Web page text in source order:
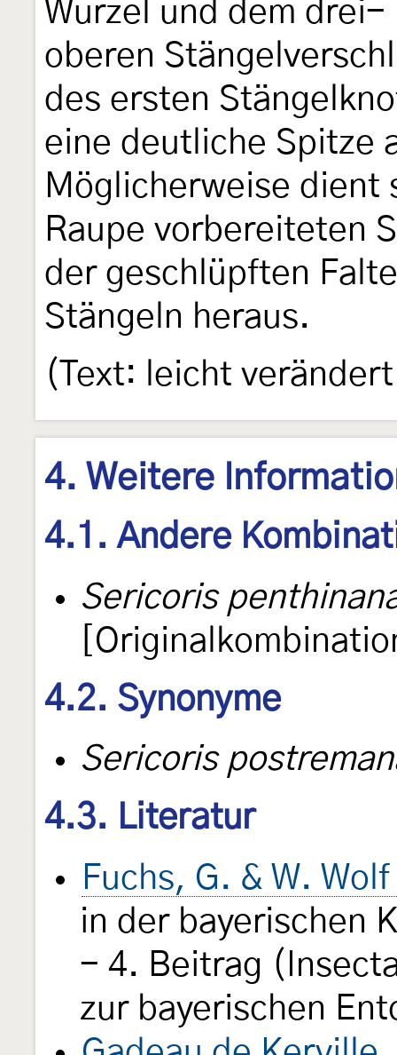
Wurzel und dem
oberen
des ersten
eine deutliche Spitze
Möglicherweise dient
Raupe vorbereiteten
der geschlüpften
Stängeln heraus.
(Text: leicht
4. Weitere
4.1. Andere
Sericoris
4.2. Synonyme
Sericoris
4.3. Literatur
Fuchs, G. & W.
in der bayerischen
- 4. Beitrag
zur bayerischen